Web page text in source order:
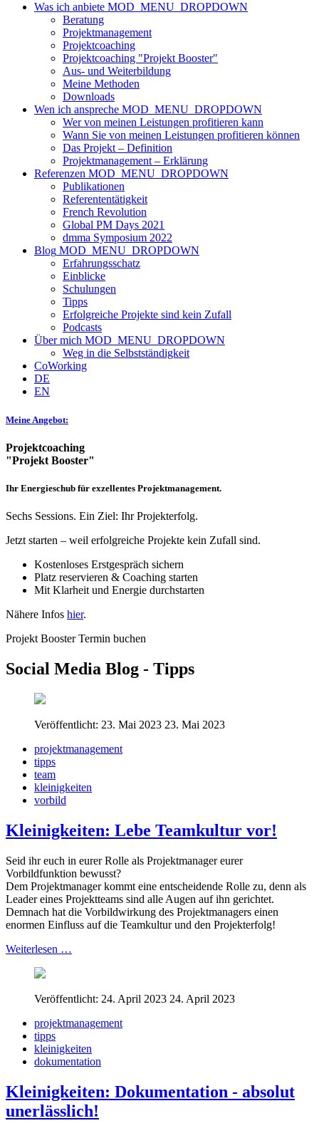
Was ich anbiete MOD_MENU_DROPDOWN
Beratung
Projektmanagement
Projektcoaching
Projektcoaching "Projekt Booster"
Aus- und Weiterbildung
Meine Methoden
Downloads
Wen ich anspreche MOD_MENU_DROPDOWN
Wer von meinen Leistungen profitieren kann
Wann Sie von meinen Leistungen profitieren können
Das Projekt – Definition
Projektmanagement – Erklärung
Referenzen MOD_MENU_DROPDOWN
Publikationen
Referententätigkeit
French Revolution
Global PM Days 2021
dmma Symposium 2022
Blog MOD_MENU_DROPDOWN
Erfahrungsschatz
Einblicke
Schulungen
Tipps
Erfolgreiche Projekte sind kein Zufall
Podcasts
Über mich MOD_MENU_DROPDOWN
Weg in die Selbstständigkeit
CoWorking
DE
EN
Meine Angebot:
Projektcoaching
"Projekt Booster"
Ihr Energieschub für exzellentes Projektmanagement.
Sechs Sessions. Ein Ziel: Ihr Projekterfolg.
Jetzt starten – weil erfolgreiche Projekte kein Zufall sind.
Kostenloses Erstgespräch sichern
Platz reservieren & Coaching starten
Mit Klarheit und Energie durchstarten
Nähere Infos hier.
Projekt Booster Termin buchen
Social Media Blog - Tipps
Veröffentlicht: 23. Mai 2023 23. Mai 2023
projektmanagement
tipps
team
kleinigkeiten
vorbild
Kleinigkeiten: Lebe Teamkultur vor!
Seid ihr euch in eurer Rolle als Projektmanager eurer
Vorbildfunktion bewusst?
Dem Projektmanager kommt eine entscheidende Rolle zu, denn als
Leader eines Projektteams sind alle Augen auf ihn gerichtet.
Demnach hat die Vorbildwirkung des Projektmanagers einen
enormen Einfluss auf die Teamkultur und den Projekterfolg!
Weiterlesen …
Veröffentlicht: 24. April 2023 24. April 2023
projektmanagement
tipps
kleinigkeiten
dokumentation
Kleinigkeiten: Dokumentation - absolut
unerlässlich!